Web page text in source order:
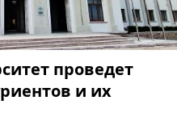
проведет
и их